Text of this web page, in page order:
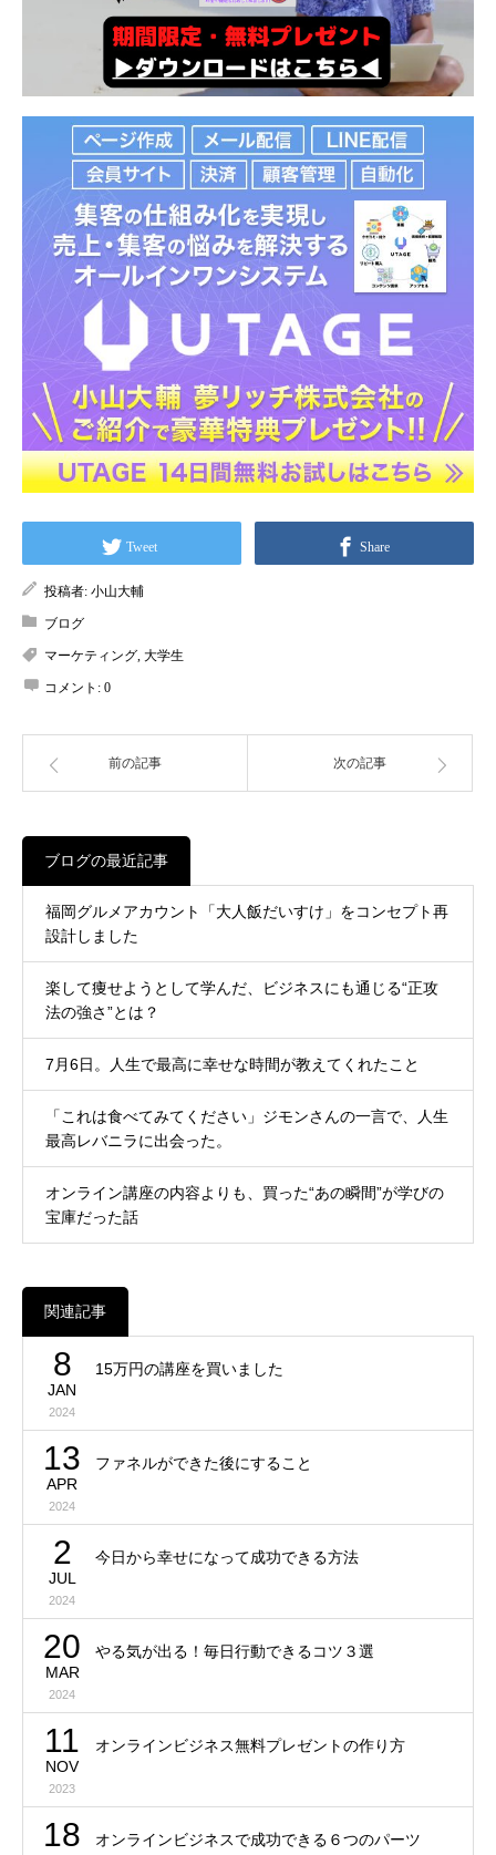
Tweet Share
投稿者: 小山大輔
ブログ
マーケティング, 大学生
コメント: 0
前の記事 次の記事
ブログの最近記事
福岡グルメアカウント「大人飯だいすけ」をコンセプト再
設計しました
楽して痩せようとして学んだ、ビジネスにも通じる“正攻
法の強さ”とは？
7月6日。人生で最高に幸せな時間が教えてくれたこと
「これは食べてみてください」ジモンさんの一言で、人生
最高レバニラに出会った。
オンライン講座の内容よりも、買った“あの瞬間”が学びの
宝庫だった話
関連記事
8
JAN
2024
15万円の講座を買いました
13
APR
2024
ファネルができた後にすること
2
JUL
2024
今日から幸せになって成功できる方法
20
MAR
2024
やる気が出る！毎日行動できるコツ３選
11
NOV
2023
オンラインビジネス無料プレゼントの作り方
18 オンラインビジネスで成功できる６つのパーツ